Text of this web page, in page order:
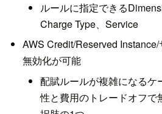
ルールに指定できる
Charge Type、Service
AWS Credit/Reserved
無効化が可能
配賦ルールが複雑になるケ
性と費用のトレードオフで